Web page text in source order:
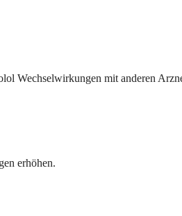
Wechselwirkungen mit anderen
erhöhen.